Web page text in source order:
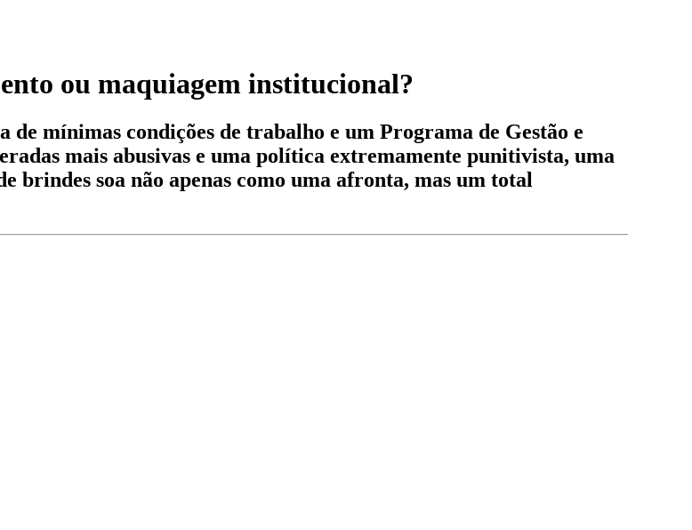
ou maquiagem institucional?
mínimas condições de trabalho e um Programa de Gestão e
mais abusivas e uma política extremamente punitivista, uma
brindes soa não apenas como uma afronta, mas um total